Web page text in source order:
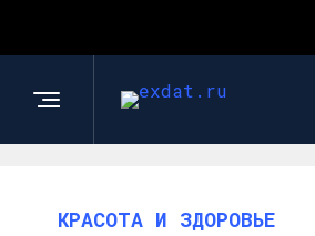
КРАСОТА И ЗДОРОВЬЕ